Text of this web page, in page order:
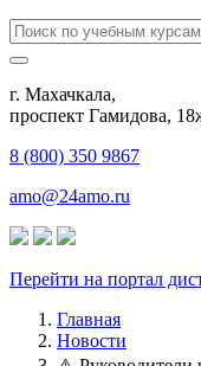
г. Махачкала,
​проспект Гамидова,
8 (800) 350 9867
amo@24amo.ru
Перейти на портал
Главная
Новости